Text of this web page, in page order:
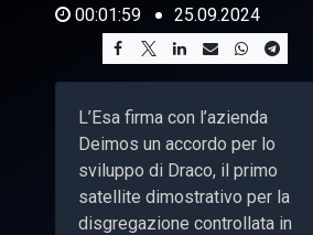
00:01:59 25.09.2024
L’Esa firma con l’azienda
Deimos un accordo per lo
sviluppo di Draco, il primo
satellite dimostrativo per la
disgregazione controllata in